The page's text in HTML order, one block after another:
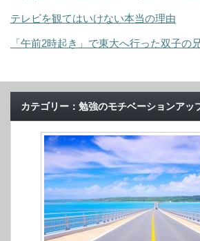
テレビを観てはいけない本当の理由
「午前2時起き」で東大へ行った双子の
カテゴリー：勉強のモチベーションアッ